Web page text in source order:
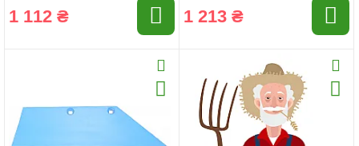
1 112 ₴ 1 213 ₴